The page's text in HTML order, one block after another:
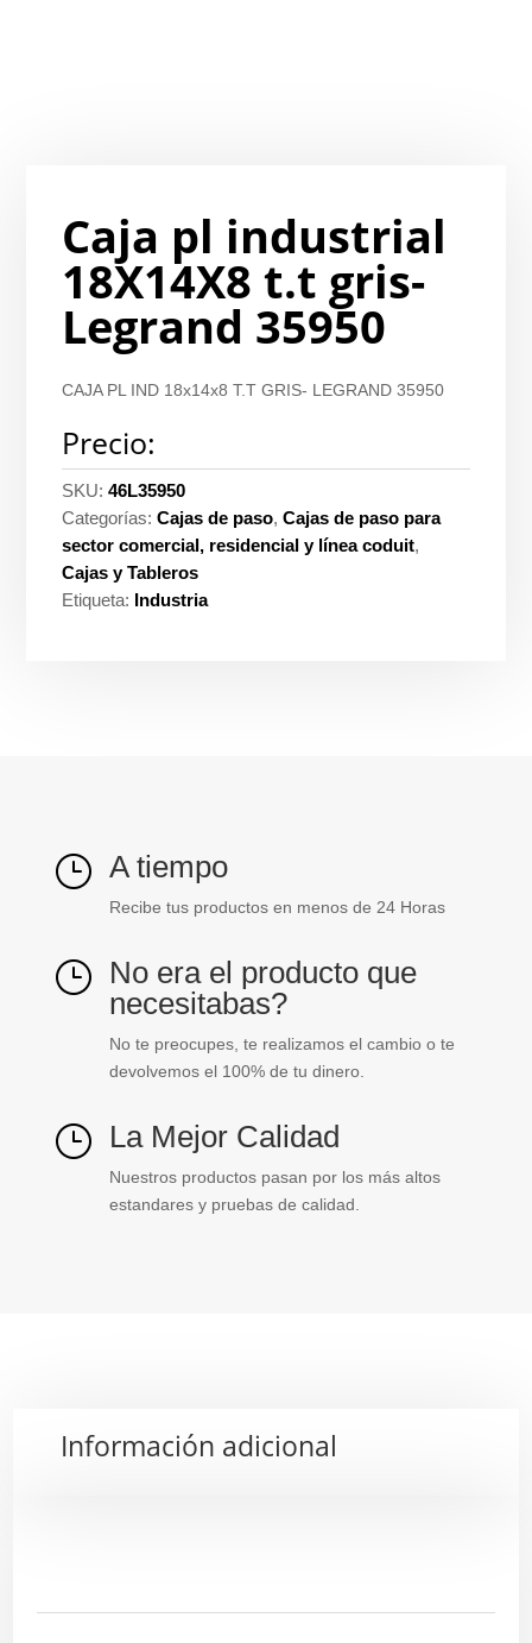
Caja pl industrial
18X14X8 t.t gris-
Legrand 35950
CAJA PL IND 18x14x8 T.T GRIS- LEGRAND 35950
Precio:
SKU:46L35950
Categorías:Cajas de paso,Cajas de paso para
sector comercial, residencial y línea coduit,
Cajas y Tableros
Etiqueta: Industria
} A tiempo
Recibe tus productos en menos de 24 Horas
} No era el producto que
necesitabas?
No te preocupes, te realizamos el cambio o te
devolvemos el 100% de tu dinero.
} La Mejor Calidad
Nuestros productos pasan por los más altos
estandares y pruebas de calidad.
Información adicional